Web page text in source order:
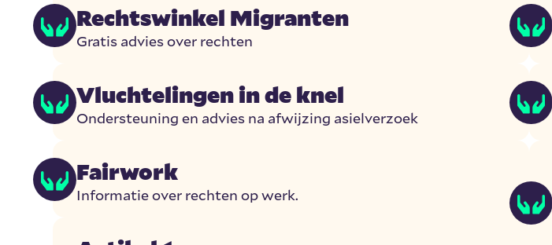
Rechtswinkel Migranten
Gratis advies over rechten
Vluchtelingen in de knel
Ondersteuning en advies na afwijzing asielverzoek
Fairwork
Informatie over rechten op werk.